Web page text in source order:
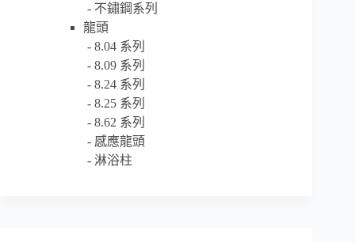
不鏽鋼系列
龍頭
8.04 系列
8.09 系列
8.24 系列
8.25 系列
8.62 系列
感應龍頭
淋浴柱